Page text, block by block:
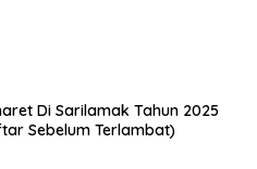
Di Sarilamak Tahun 2025
Sebelum Terlambat)